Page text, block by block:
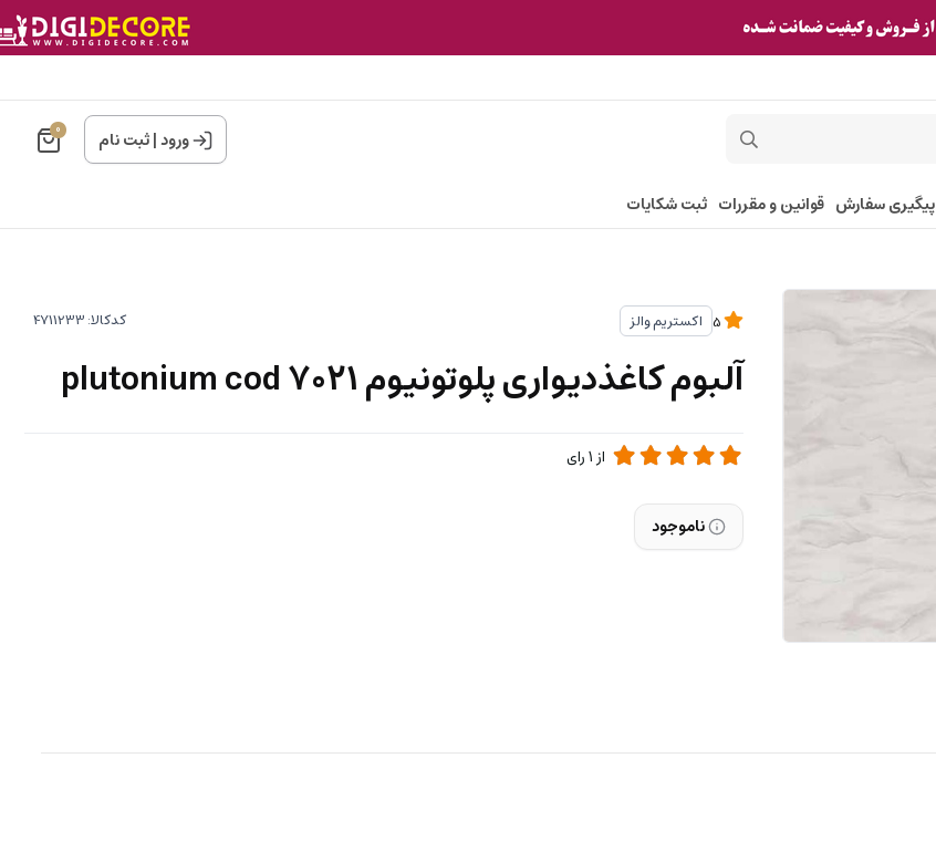
ورود|ثبت نام 0
پیگیری سفارش قوانین و مقررات ثبت شکایات
اکستریم والز کدکالا:
آلبوم کاغذدیواری پلوتونیوم plutonium cod 7021
از1رای
ناموجود